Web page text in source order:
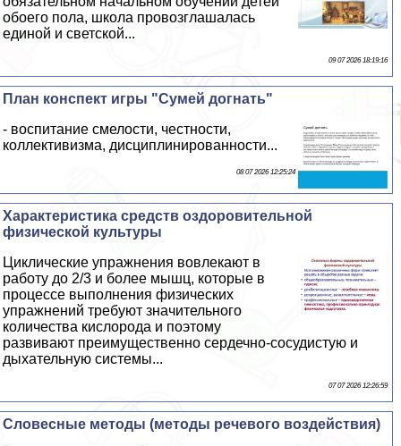
обоего пола, школа провозглашалась
единой и светской...
09 07 2026 18:19:16
План конспект игры "Сумей догнать"
- воспитание смелости, честности,
коллективизма, дисциплинированности...
08 07 2026 12:25:24
Хаpaктеристика средств оздоровительной
физической культуры
Циклические упражнения вовлекают в
работу до 2/3 и более мышц, которые в
процессе выполнения физических
упражнений требуют значительного
количества кислорода и поэтому
развивают преимущественно сердечно-сосудистую и
дыхательную системы...
07 07 2026 12:26:59
Словесные методы (методы речевого воздействия)